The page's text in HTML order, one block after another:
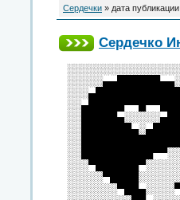
Сердечки » дата
Сердечко